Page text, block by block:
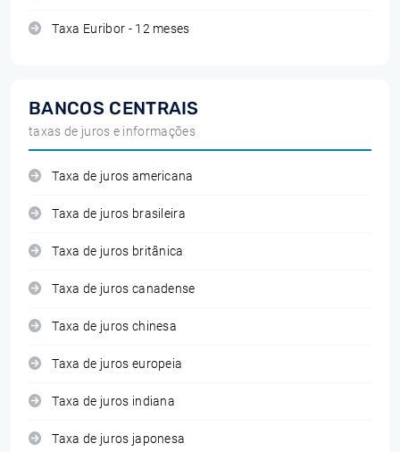
Taxa Euribor - 12 meses
BANCOS CENTRAIS
taxas de juros e informações
Taxa de juros americana
Taxa de juros brasileira
Taxa de juros britânica
Taxa de juros canadense
Taxa de juros chinesa
Taxa de juros europeia
Taxa de juros indiana
Taxa de juros japonesa